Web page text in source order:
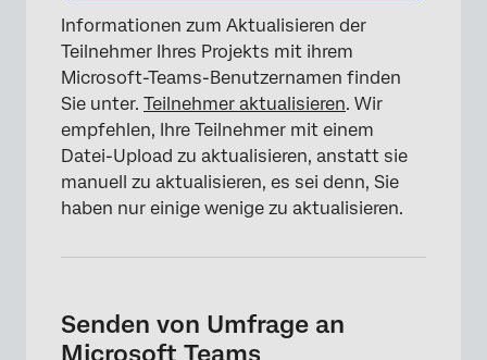
Informationen zum Aktualisieren der
Teilnehmer Ihres Projekts mit ihrem
Microsoft-Teams-Benutzernamen finden
Sie unter. Teilnehmer aktualisieren. Wir
empfehlen, Ihre Teilnehmer mit einem
Datei-Upload zu aktualisieren, anstatt sie
manuell zu aktualisieren, es sei denn, Sie
haben nur einige wenige zu aktualisieren.
Senden von Umfrage an
Microsoft Teams